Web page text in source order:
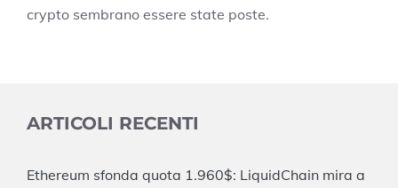
crypto sembrano essere state poste.
ARTICOLI RECENTI
Ethereum sfonda quota 1.960$: LiquidChain mira a